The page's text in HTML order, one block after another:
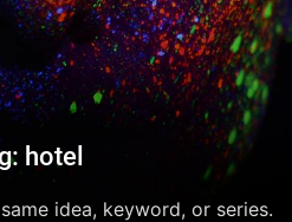
hotel
idea, keyword, or series.